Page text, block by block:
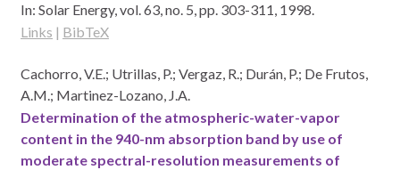
In: Solar Energy,vol. 63,no. 5,pp. 303-311, 1998.
Links | BibTeX
Cachorro, V.E.; Utrillas, P.; Vergaz, R.; Durán, P.; De Frutos,
A.M.; Martinez-Lozano, J.A.
Determination of the atmospheric-water-vapor
content in the 940-nm absorption band by use of
moderate spectral-resolution measurements of